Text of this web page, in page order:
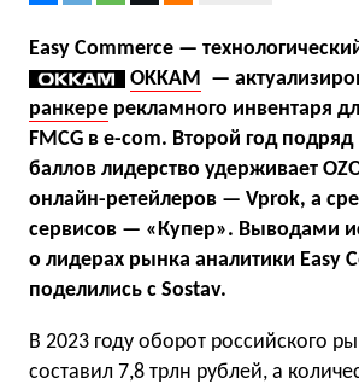
Easy Commerce —
OKKAM —
ранкере рекламного инвентаря
FMCG в e-com. Второй год
баллов лидерство удерживает
онлайн-ретейлеров — Vprok, а
сервисов — «Купер». Выводами
о лидерах рынка аналитики Easy
поделились с Sostav.
В 2023 году оборот российского
составил 7,8 трлн рублей, а